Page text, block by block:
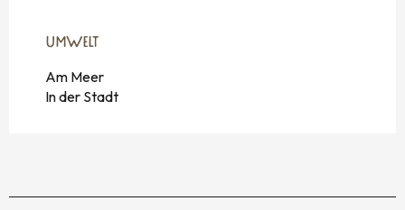
UMWELT
UMWELT
Am Meer
In der Stadt